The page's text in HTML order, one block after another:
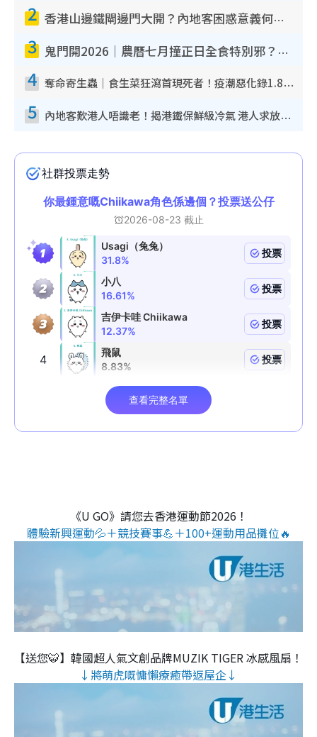
2 香港山邊鐵閘邊門大開？內地客困惑意義何在！網民神回覆：呢種叫法理性防禦
3 鬼門開2026｜農曆七月撞正日全食特別邪？專家警告切忌做一事！揭4大禁忌+2招保平安
4 奪命寄生蟲｜食生菜狂瀉首現死者！疫潮惡化錄1.8萬宗病例 揭洗菜3大謬誤
5 內地客歎港人唔識老！揭港鐵保鮮級冷氣 港人求放過：咪投訴
《U GO》請您去香港運動節2026！
體驗新興運動💦＋競技賽事💪＋100+運動用品攤位🔥
【送您🐯】韓國超人氣文創品牌MUZIK TIGER 冰感風扇！
↓將萌虎嘅慵懶療癒帶返屋企↓